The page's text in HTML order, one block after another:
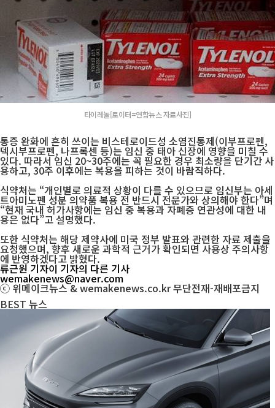
타이레놀[로이터=연합뉴스 자료사진]
통증 완화에 흔히 쓰이는 비스테로이드성 소염진통제(이부프로펜,
덱시부프로펜, 나프록센 등)는 임신 중 태아 신장에 영향을 미칠 수
있다. 따라서 임신 20~30주에는 꼭 필요한 경우 최소량을 단기간 사
용하고, 30주 이후에는 복용을 피하는 것이 바람직하다.
식약처는 “개인별로 의료적 상황이 다를 수 있으므로 임신부는 아세
트아미노펜 성분 의약품 복용 전 반드시 전문가와 상의해야 한다”며
“현재 국내 허가사항에는 임신 중 복용과 자폐증 연관성에 대한 내
용은 없다”고 설명했다.
또한 식약처는 해당 제약사에 미국 정부 발표와 관련한 자료 제출을
요청했으며, 향후 새로운 과학적 근거가 확인되면 사용상 주의사항
에 반영하겠다고 밝혔다.
류근원 기자이 기자의 다른 기사
wemakenews@naver.com
ⓒ 위메이크뉴스 & wemakenews.co.kr 무단전재-재배포금지
BEST 뉴스